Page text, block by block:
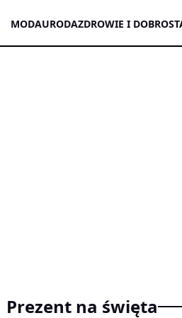
MODAURODAZDROWIE I
prezent na święta